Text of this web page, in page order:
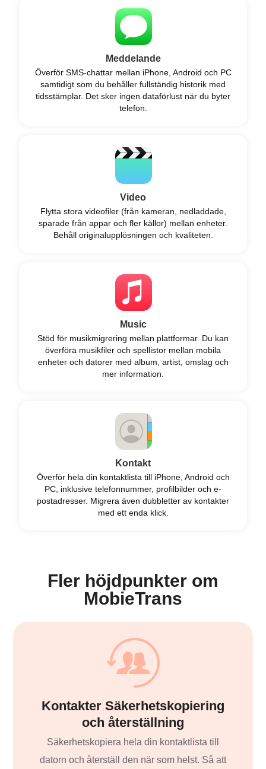
Meddelande
Överför SMS-chattar mellan iPhone, Android och PC
samtidigt som du behåller fullständig historik med
tidsstämplar. Det sker ingen dataförlust när du byter
telefon.
Video
Flytta stora videofiler (från kameran, nedladdade,
sparade från appar och fler källor) mellan enheter.
Behåll originalupplösningen och kvaliteten.
Music
Stöd för musikmigrering mellan plattformar. Du kan
överföra musikfiler och spellistor mellan mobila
enheter och datorer med album, artist, omslag och
mer information.
Kontakt
Överför hela din kontaktlista till iPhone, Android och
PC, inklusive telefonnummer, profilbilder och e-
postadresser. Migrera även dubbletter av kontakter
med ett enda klick.
Fler höjdpunkter om
MobieTrans
Kontakter Säkerhetskopiering
och återställning
Säkerhetskopiera hela din kontaktlista till
datorn och återställ den när som helst. Så att